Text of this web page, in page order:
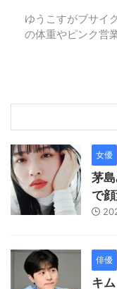
ゆうこすがブサイ
の体重やピンク営
女優
茅
で
俳優
キ